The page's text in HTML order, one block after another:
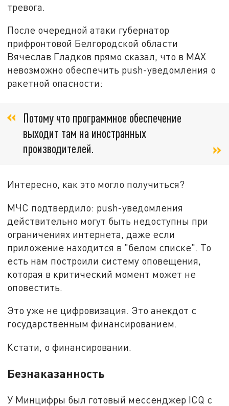
тревога.
После очередной атаки губернатор
прифронтовой Белгородской области
Вячеслав Гладков прямо сказал, что в MАХ
невозможно обеспечить push-уведомления о
ракетной опасности:
Потому что программное обеспечение
выходит там на иностранных
производителей.
Интересно, как это могло получиться?
МЧС подтвердило: push-уведомления
действительно могут быть недоступны при
ограничениях интернета, даже если
приложение находится в "белом списке". То
есть нам построили систему оповещения,
которая в критический момент может не
оповестить.
Это уже не цифровизация. Это анекдот с
государственным финансированием.
Кстати, о финансировании.
Безнаказанность
У Минцифры был готовый мессенджер ICQ с